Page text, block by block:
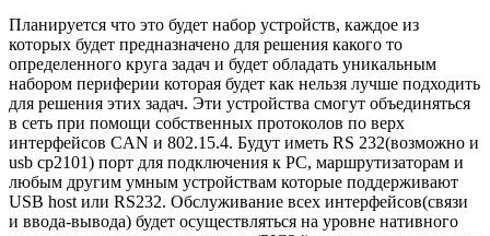
Планируется что это будет набор устройств, каждое из
которых будет предназначено для решения какого то
определенного круга задач и будет обладать уникальным
набором периферии которая будет как нельзя лучше подходить
для решения этих задач. Эти устройства смогут объединяться
в сеть при помощи собственных протоколов по верх
интерфейсов CAN и 802.15.4. Будут иметь RS 232(возможно и
usb cp2101) порт для подключения к PC, маршрутизаторам и
любым другим умным устройствам которые поддерживают
USB host или RS232. Обслуживание всех интерфейсов(связи
и ввода-вывода) будет осуществляться на уровне нативного